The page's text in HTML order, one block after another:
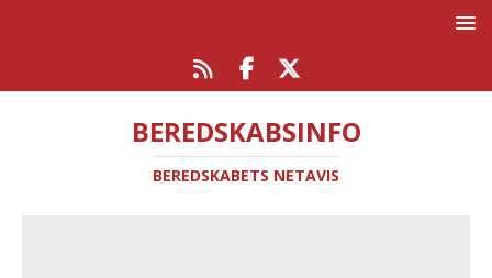
BEREDSKABSINFO
BEREDSKABETS NETAVIS